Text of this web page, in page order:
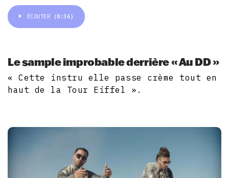
ÉCOUTER (8:36)
Le sample improbable derrière « Au DD »
« Cette instru elle passe crème tout en
haut de la Tour Eiffel ».